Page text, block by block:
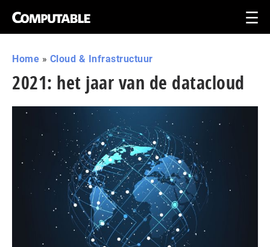
Home » Cloud & Infrastructuur
2021: het jaar van de datacloud